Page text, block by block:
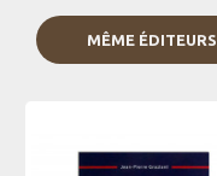
MÊME ÉDITEURS